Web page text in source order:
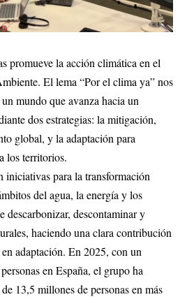
promueve la acción climática en el
El lema “Por el clima ya” nos
mundo que avanza hacia un
dos estrategias: la mitigación,
global, y la adaptación para
los territorios.
iniciativas para la transformación
del agua, la energía y los
descarbonizar, descontaminar y
haciendo una clara contribución
adaptación. En 2025, con un
en España, el grupo ha
13,5 millones de personas en más